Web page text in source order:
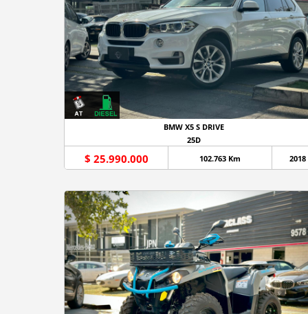
BMW X5 S DRIVE
25D
$ 25.990.000 102.763 Km 2018